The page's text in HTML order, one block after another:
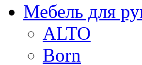
Мебель для
ALTO
Born